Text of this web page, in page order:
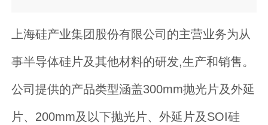
上海硅产业集团股份有限公司的主营业务为从
事半导体硅片及其他材料的研发,生产和销售。
公司提供的产品类型涵盖300mm抛光片及外延
片、200mm及以下抛光片、外延片及SOI硅